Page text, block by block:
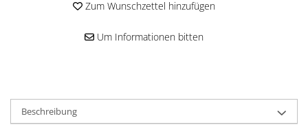
Zum Wunschzettel hinzufügen
Um Informationen bitten
Beschreibung